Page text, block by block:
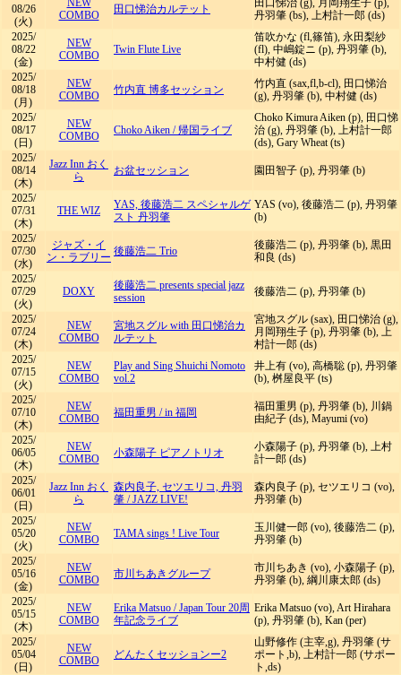
08/26
(火)
NEW
COMBO
田口悌治カルテット
田口悌治 (g), 月岡翔生子 (p),
丹羽肇 (bs), 上村計一郎 (ds)
2025/
08/22
(金)
NEW
COMBO
Twin Flute Live
笛吹かな (fl,篠笛), 永田梨紗
(fl), 中嶋錠ニ (p), 丹羽肇 (b),
中村健 (ds)
2025/
08/18
(月)
NEW
COMBO
竹内直 博多セッション
竹内直 (sax,fl,b-cl), 田口悌治
(g), 丹羽肇 (b), 中村健 (ds)
2025/
08/17
(日)
NEW
COMBO
Choko Aiken / 帰国ライブ
Choko Kimura Aiken (p), 田口悌
治 (g), 丹羽肇 (b), 上村計一郎
(ds), Gary Wheat (ts)
2025/
08/14
(木)
Jazz Inn おく
ら
お盆セッション 園田智子 (p), 丹羽肇 (b)
2025/
07/31
(木)
THE WIZ
YAS, 後藤浩二 スペシャルゲ
スト 丹羽肇
YAS (vo), 後藤浩二 (p), 丹羽肇
(b)
2025/
07/30
(水)
ジャズ・イ
ン・ラブリー 後藤浩二 Trio
後藤浩二 (p), 丹羽肇 (b), 黒田
和良 (ds)
2025/
07/29
(火)
DOXY
後藤浩二 presents special jazz
session
後藤浩二 (p), 丹羽肇 (b)
2025/
07/24
(木)
NEW
COMBO
宮地スグル with 田口悌治カ
ルテット
宮地スグル (sax), 田口悌治 (g),
月岡翔生子 (p), 丹羽肇 (b), 上
村計一郎 (ds)
2025/
07/15
(火)
NEW
COMBO
Play and Sing Shuichi Nomoto
vol.2
井上有 (vo), 高橋聡 (p), 丹羽肇
(b), 桝屋良平 (ts)
2025/
07/10
(木)
NEW
COMBO
福田重男 /in 福岡
福田重男 (p), 丹羽肇 (b), 川鍋
由紀子 (ds), Mayumi (vo)
2025/
06/05
(木)
NEW
COMBO
小森陽子 ピアノトリオ
小森陽子 (p), 丹羽肇 (b), 上村
計一郎 (ds)
2025/
06/01
(日)
Jazz Inn おく
ら
森内良子, セツエリコ, 丹羽
肇 /JAZZ LIVE!
森内良子 (p), セツエリコ (vo),
丹羽肇 (b)
2025/
05/20
(火)
NEW
COMBO
TAMA sings ! Live Tour
玉川健一郎 (vo), 後藤浩二 (p),
丹羽肇 (b)
2025/
05/16
(金)
NEW
COMBO
市川ちあきグループ
市川ちあき (vo), 小森陽子 (p),
丹羽肇 (b), 綱川康太郎 (ds)
2025/
05/15
(木)
NEW
COMBO
Erika Matsuo /Japan Tour 20周
年記念ライブ
Erika Matsuo (vo), Art Hirahara
(p), 丹羽肇 (b), Kan (per)
2025/
05/04
(日)
NEW
COMBO
どんたくセッションー2
山野修作 (主宰,g), 丹羽肇 (サ
ポート,b), 上村計一郎 (サポー
ト,ds)